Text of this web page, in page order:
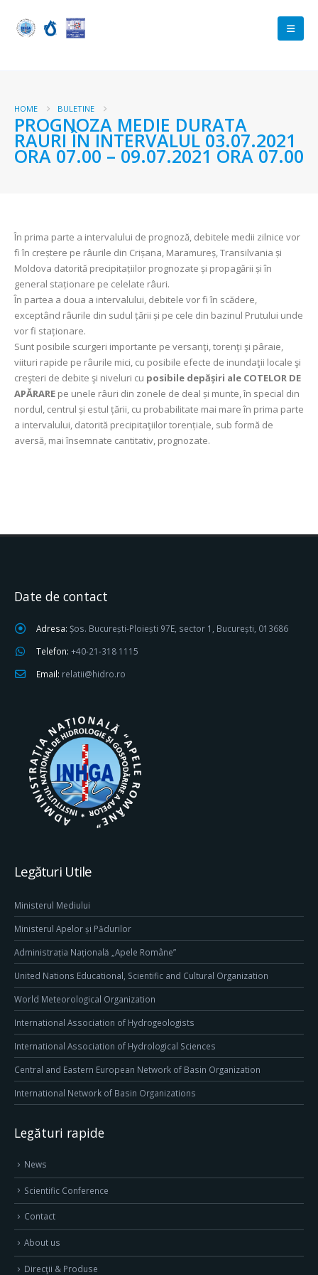
HOME BULETINE
PROGNOZA MEDIE DURATA
RAURI ÎN INTERVALUL 03.07.2021
ORA 07.00 – 09.07.2021 ORA 07.00
În prima parte a intervalului de prognoză, debitele medii zilnice vor
fi în creștere pe râurile din Crișana, Maramureș, Transilvania și
Moldova datorită precipitațiilor prognozate și propagării și în
general staționare pe celelate râuri.
În partea a doua a intervalului, debitele vor fi în scădere,
exceptând râurile din sudul țării și pe cele din bazinul Prutului unde
vor fi staționare.
Sunt posibile scurgeri importante pe versanţi, torenţi şi pâraie,
viituri rapide pe râurile mici, cu posibile efecte de inundaţii locale şi
creşteri de debite şi niveluri cu posibile depășiri ale COTELOR DE
APĂRARE pe unele râuri din zonele de deal și munte, în special din
nordul, centrul și estul țării, cu probabilitate mai mare în prima parte
a intervalului, datorită precipitaţiilor torențiale, sub formă de
aversă, mai însemnate cantitativ, prognozate.
Date de contact
Adresa: Șos. București-Ploiești 97E, sector 1, București, 013686
Telefon: +40-21-318 1115
Email: relatii@hidro.ro
Legături Utile
Ministerul Mediului
Ministerul Apelor și Pădurilor
Administrația Națională „Apele Române”
United Nations Educational, Scientific and Cultural Organization
World Meteorological Organization
International Association of Hydrogeologists
International Association of Hydrological Sciences
Central and Eastern European Network of Basin Organization
International Network of Basin Organizations
Legături rapide
News
Scientific Conference
Contact
About us
Direcţii & Produse